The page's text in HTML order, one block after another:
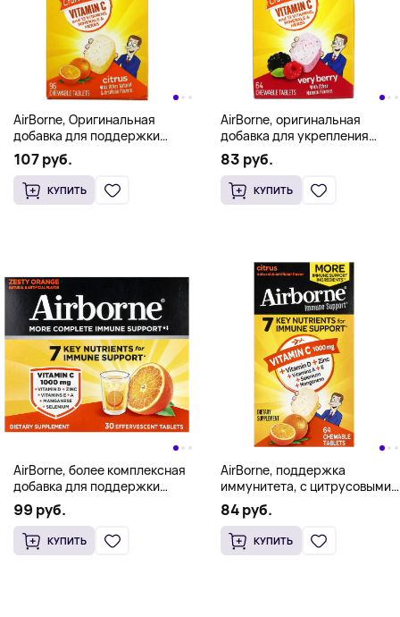
AirBorne, Оригинальная
добавка для поддержки
иммунитета, цитрус, 96
жевательных таблеток
107 руб.
КУПИТЬ
AirBorne, оригинальная
добавка для укрепления
иммунитета со вкусом ягод,
64 жевательные таблетки
83 руб.
КУПИТЬ
AirBorne, более комплексная
добавка для поддержки
иммунитета, со вкусом
пикантного апельсина, 3
упаковки по 10 шипучих
таблеток
99 руб.
КУПИТЬ
AirBorne, поддержка
иммунитета, с цитрусовыми,
64 жевательные таблетки
84 руб.
КУПИТЬ